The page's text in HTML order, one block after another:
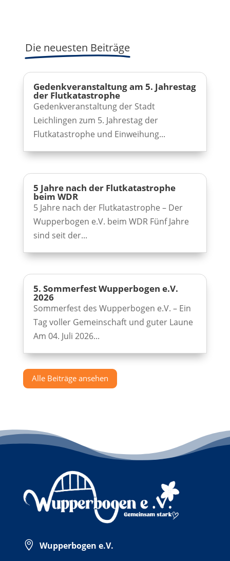
Die neuesten Beiträge
Gedenkveranstaltung am 5. Jahrestag
der Flutkatastrophe
Gedenkveranstaltung der Stadt
Leichlingen zum 5. Jahrestag der
Flutkatastrophe und Einweihung...
5 Jahre nach der Flutkatastrophe
beim WDR
5 Jahre nach der Flutkatastrophe – Der
Wupperbogen e.V. beim WDR Fünf Jahre
sind seit der...
5. Sommerfest Wupperbogen e.V.
2026
Sommerfest des Wupperbogen e.V. – Ein
Tag voller Gemeinschaft und guter Laune
Am 04. Juli 2026...
Alle Beiträge ansehen
 Wupperbogen e.V.